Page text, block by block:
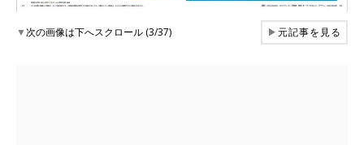
▼次の画像は下へスクロール (3/37) ▶元記事を見る